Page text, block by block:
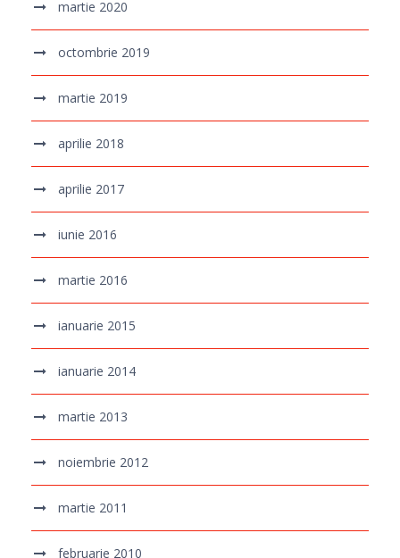
martie 2020
octombrie 2019
martie 2019
aprilie 2018
aprilie 2017
iunie 2016
martie 2016
ianuarie 2015
ianuarie 2014
martie 2013
noiembrie 2012
martie 2011
februarie 2010